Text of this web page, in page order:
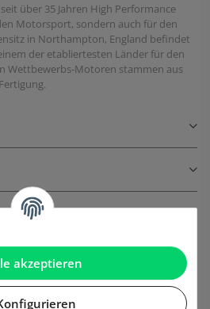
akzeptieren
über 35 Jahren High Performance
Motorsport, sondern auch für den
in Northampton, England befindet
der etabliertesten Länder für den
Wettbewerbs-Motoren stammen aus